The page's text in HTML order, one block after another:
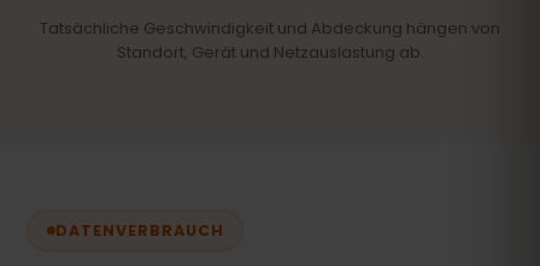
Tatsächliche Geschwindigkeit und Abdeckung hängen von
Standort, Gerät und Netzauslastung ab.
DATENVERBRAUCH